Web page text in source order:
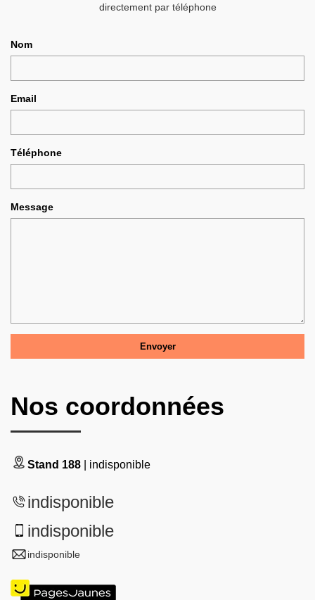
directement par téléphone
Nom
Email
Téléphone
Message
Nos coordonnées
Stand 188 | indisponible
indisponible
indisponible
indisponible